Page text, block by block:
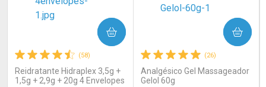
(58)
Reidratante Hidraplex 3,5g +
1,5g + 2,9g + 20g 4 Envelopes
COMPRAR
(26)
Analgésico Gel Massageador
Gelol 60g
COMPRAR